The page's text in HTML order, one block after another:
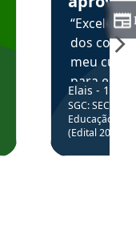
dos
meu
para
colocar
através
de
Elais - 15/
SGC: SEC BA
Educação
(Edital